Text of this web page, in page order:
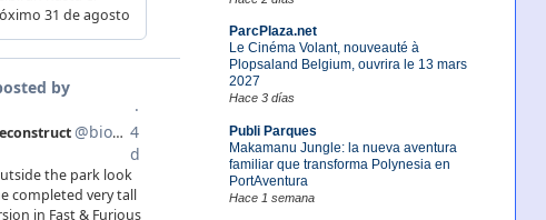
ParcPlaza.net
Le Cinéma Volant, nouveauté à
Plopsaland Belgium, ouvrira le 13 mars
2027
Hace 3 días
Publi Parques
Makamanu Jungle: la nueva aventura
familiar que transforma Polynesia en
PortAventura
Hace 1 semana